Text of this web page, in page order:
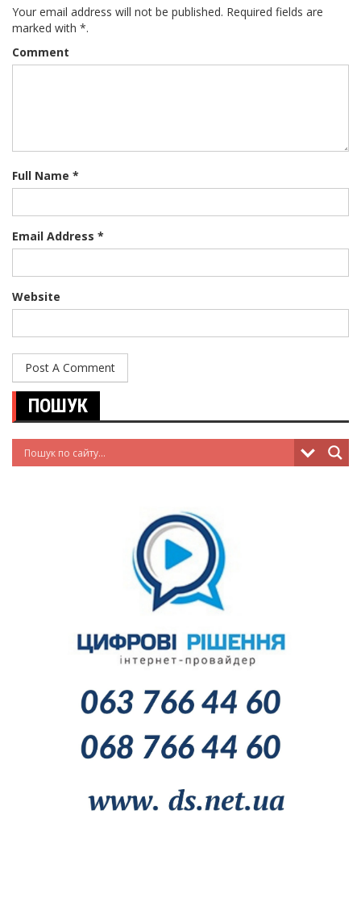
Your email address will not be published. Required fields are
marked with *.
Comment
Full Name *
Email Address *
Website
ПОШУК